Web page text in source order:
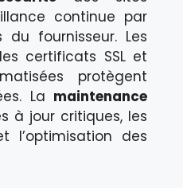
continue par
du fournisseur. Les
certificats SSL et
protègent
La maintenance
à jour critiques, les
l’optimisation des